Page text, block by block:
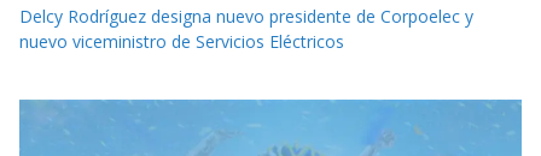
Delcy Rodríguez designa nuevo presidente de Corpoelec y
nuevo viceministro de Servicios Eléctricos